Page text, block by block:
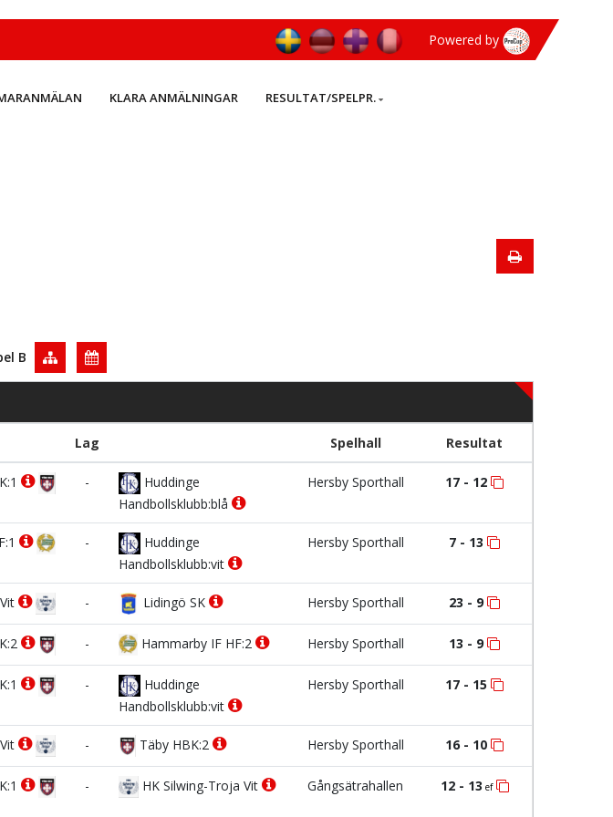
Powered by
KLARA ANMÄLNINGAR RESULTAT/SPELPR.
B
Lag Spelhall Resultat
-
Huddinge
Handbollsklubb:blå
Hersby Sporthall 17 - 12
-
Huddinge
Handbollsklubb:vit
Hersby Sporthall 7 - 13
- Lidingö SK Hersby Sporthall 23 - 9
- Hammarby IF HF:2 Hersby Sporthall 13 - 9
-
Huddinge
Handbollsklubb:vit
Hersby Sporthall 17 - 15
- Täby HBK:2 Hersby Sporthall 16 - 10
- HK Silwing-Troja Vit Gångsätrahallen 12 - 13 ef